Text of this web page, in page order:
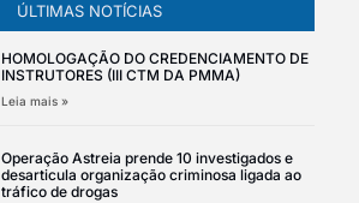
ÚLTIMAS NOTÍCIAS
HOMOLOGAÇÃO DO CREDENCIAMENTO DE
INSTRUTORES (III CTM DA PMMA)
Leia mais »
Operação Astreia prende 10 investigados e
desarticula organização criminosa ligada ao
tráfico de drogas